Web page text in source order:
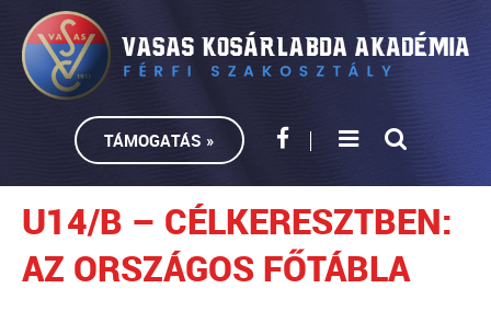
TÁMOGATÁS »
U14/B – CÉLKERESZTBEN:
AZ ORSZÁGOS FŐTÁBLA